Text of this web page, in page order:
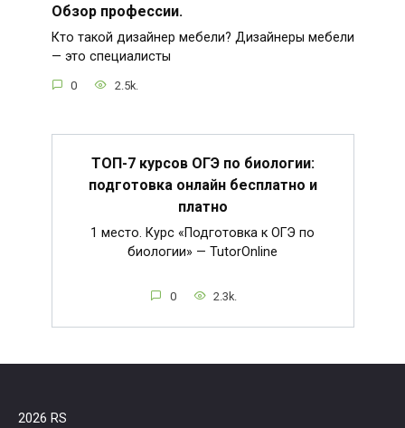
Обзор профессии.
Кто такой дизайнер мебели? Дизайнеры мебели
— это специалисты
0 2.5k.
ТОП-7 курсов ОГЭ по биологии:
подготовка онлайн бесплатно и
платно
1 место. Курс «Подготовка к ОГЭ по
биологии» — TutorOnline
0 2.3k.
2026 RS